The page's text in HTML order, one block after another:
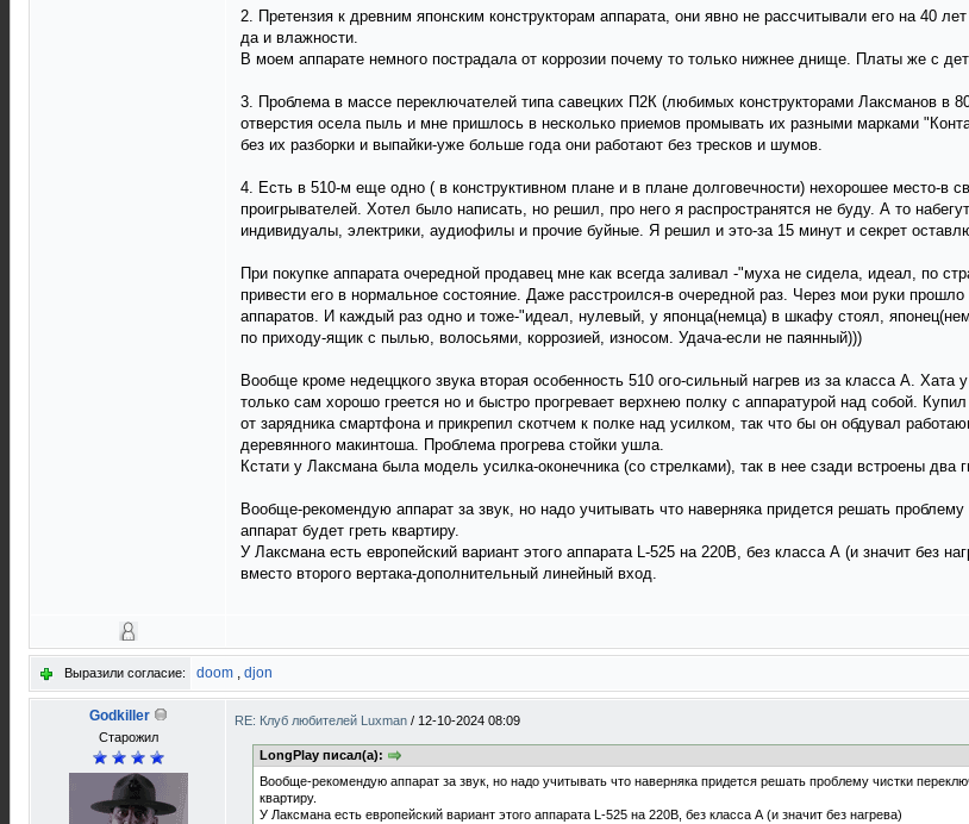
2. Претензия к древним японским конструкторам аппарата, они явно не рассчитывали его на 40
да и влажности.
В моем аппарате немного пострадала от коррозии почему то только нижнее днище. Платы же с
3. Проблема в массе переключателей типа савецких П2К (любимых конструкторами Лаксманов в
отверстия осела пыль и мне пришлось в несколько приемов промывать их разными марками
без их разборки и выпайки-уже больше года они работают без тресков и шумов.
4. Есть в 510-м еще одно ( в конструктивном плане и в плане долговечности) нехорошее место-в
проигрывателей. Хотел было написать, но решил, про него я распространятся не буду. А то
индивидуалы, электрики, аудиофилы и прочие буйные. Я решил и это-за 15 минут и секрет
При покупке аппарата очередной продавец мне как всегда заливал -"муха не сидела, идеал, по
привести его в нормальное состояние. Даже расстроился-в очередной раз. Через мои руки
аппаратов. И каждый раз одно и тоже-"идеал, нулевый, у японца(немца) в шкафу стоял,
по приходу-ящик с пылью, волосьями, коррозией, износом. Удача-если не паянный)))
Вообще кроме недеццкого звука вторая особенность 510 ого-сильный нагрев из за класса А.
только сам хорошо греется но и быстро прогревает верхнею полку с аппаратурой над собой.
от зарядника смартфона и прикрепил скотчем к полке над усилком, так что бы он обдувал
деревянного макинтоша. Проблема прогрева стойки ушла.
Кстати у Лаксмана была модель усилка-оконечника (со стрелками), так в нее сзади встроены два
Вообще-рекомендую аппарат за звук, но надо учитывать что наверняка придется решать
аппарат будет греть квартиру.
У Лаксмана есть европейский вариант этого аппарата L-525 на 220В, без класса А (и значит без
вместо второго вертака-дополнительный линейный вход.
Выразили согласие: doom , djon
Godkiller
Старожил
RE: Клуб любителей Luxman / 12-10-2024 08:09
LongPlay писал(а):
Вообще-рекомендую аппарат за звук, но надо учитывать что наверняка придется решать проблему чистки
квартиру.
У Лаксмана есть европейский вариант этого аппарата L-525 на 220В, без класса А (и значит без нагрева)